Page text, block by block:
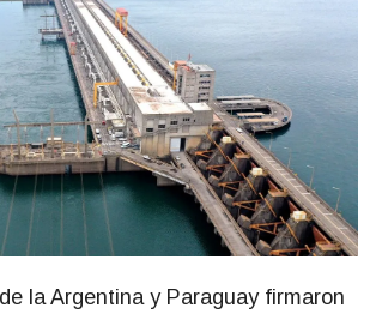
la Argentina y Paraguay firmaron